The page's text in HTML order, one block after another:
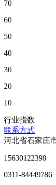
70
60
50
40
30
20
10
行业指数
联系方式
河北省石家庄
15630122398
0311-84449786